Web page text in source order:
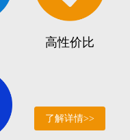
高性价比
了解详情>>